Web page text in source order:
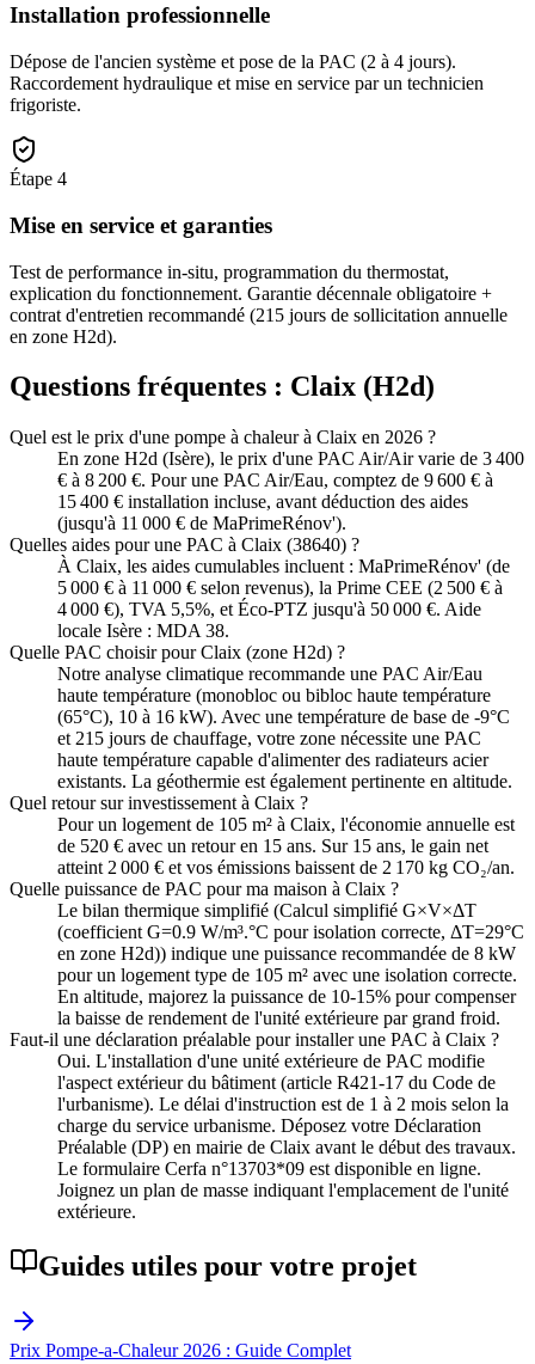
Installation professionnelle
Dépose de l'ancien système et pose de la PAC (2 à 4 jours).
Raccordement hydraulique et mise en service par un technicien
frigoriste.
Étape 4
Mise en service et garanties
Test de performance in-situ, programmation du thermostat,
explication du fonctionnement. Garantie décennale obligatoire +
contrat d'entretien recommandé (215 jours de sollicitation annuelle
en zone H2d).
Questions fréquentes : Claix (H2d)
Quel est le prix d'une pompe à chaleur à Claix en 2026 ?
En zone H2d (Isère), le prix d'une PAC Air/Air varie de 3 400
€ à 8 200 €. Pour une PAC Air/Eau, comptez de 9 600 € à
15 400 € installation incluse, avant déduction des aides
(jusqu'à 11 000 € de MaPrimeRénov').
Quelles aides pour une PAC à Claix (38640) ?
À Claix, les aides cumulables incluent : MaPrimeRénov' (de
5 000 € à 11 000 € selon revenus), la Prime CEE (2 500 € à
4 000 €), TVA 5,5%, et Éco-PTZ jusqu'à 50 000 €. Aide
locale Isère : MDA 38.
Quelle PAC choisir pour Claix (zone H2d) ?
Notre analyse climatique recommande une PAC Air/Eau
haute température (monobloc ou bibloc haute température
(65°C), 10 à 16 kW). Avec une température de base de -9°C
et 215 jours de chauffage, votre zone nécessite une PAC
haute température capable d'alimenter des radiateurs acier
existants. La géothermie est également pertinente en altitude.
Quel retour sur investissement à Claix ?
Pour un logement de 105 m² à Claix, l'économie annuelle est
de 520 € avec un retour en 15 ans. Sur 15 ans, le gain net
atteint 2 000 € et vos émissions baissent de 2 170 kg CO₂/an.
Quelle puissance de PAC pour ma maison à Claix ?
Le bilan thermique simplifié (Calcul simplifié G×V×ΔT
(coefficient G=0.9 W/m³.°C pour isolation correcte, ΔT=29°C
en zone H2d)) indique une puissance recommandée de 8 kW
pour un logement type de 105 m² avec une isolation correcte.
En altitude, majorez la puissance de 10-15% pour compenser
la baisse de rendement de l'unité extérieure par grand froid.
Faut-il une déclaration préalable pour installer une PAC à Claix ?
Oui. L'installation d'une unité extérieure de PAC modifie
l'aspect extérieur du bâtiment (article R421-17 du Code de
l'urbanisme). Le délai d'instruction est de 1 à 2 mois selon la
charge du service urbanisme. Déposez votre Déclaration
Préalable (DP) en mairie de Claix avant le début des travaux.
Le formulaire Cerfa n°13703*09 est disponible en ligne.
Joignez un plan de masse indiquant l'emplacement de l'unité
extérieure.
Guides utiles pour votre projet
Prix Pompe-a-Chaleur 2026 : Guide Complet